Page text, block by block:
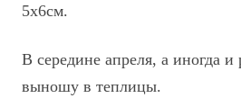
5х6см.
В середине апреля, а иногда
выношу в теплицы.